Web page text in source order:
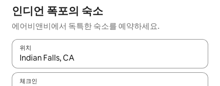
인디언 폭포의 숙소
에어비앤비에서 독특한 숙소를 예약하세요.
위치
결과가 나오면 위·아래 화살표 키를 사용하거나 터치 또는 스와이
체크인